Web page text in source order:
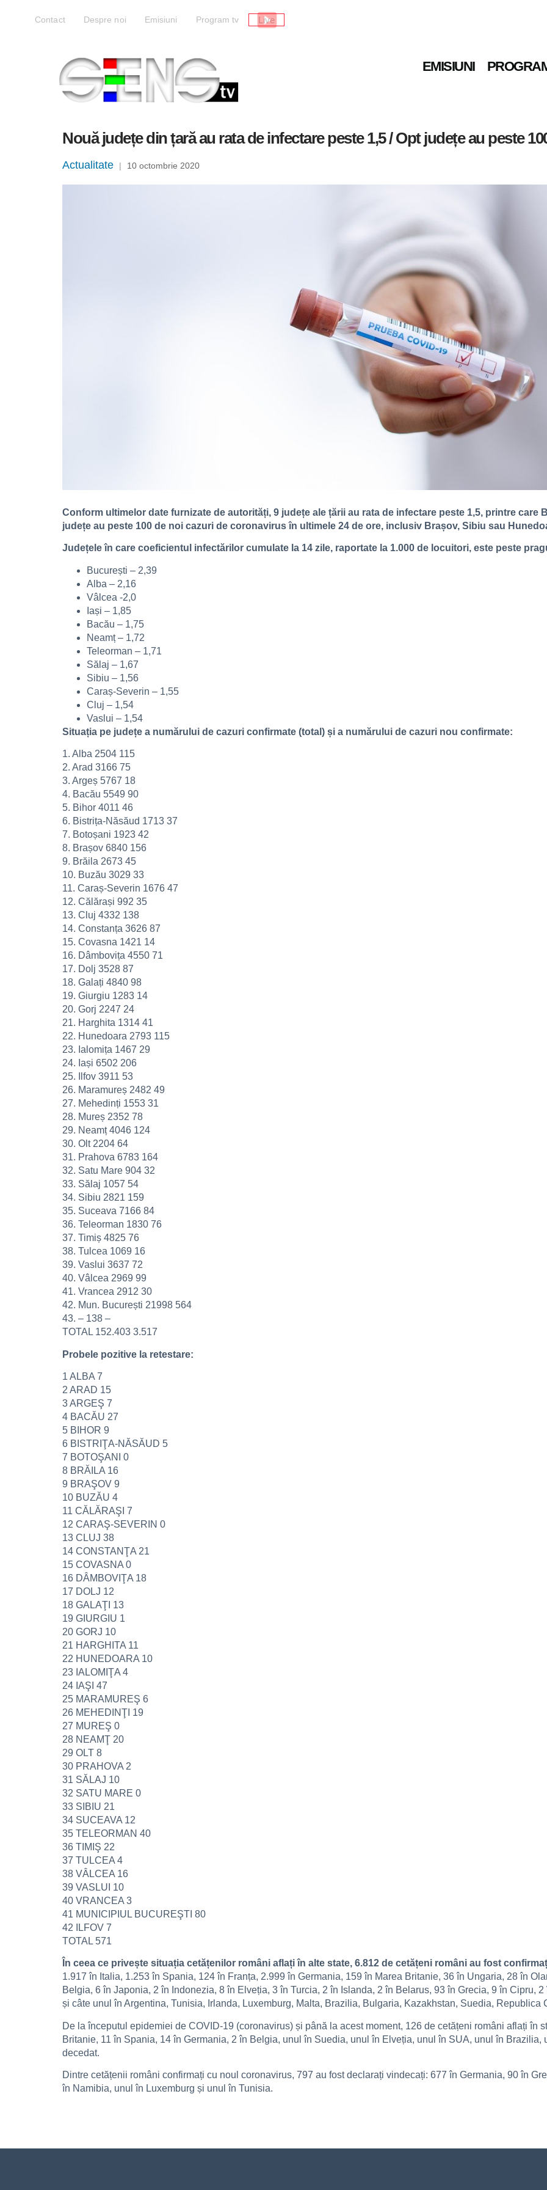
Contact Despre noi Emisiuni Program tv Live
EMISIUNI
Nouă județe din țară au rata de infectare peste 1,5 / Opt județe au peste
Actualitate | 10 octombrie 2020
Conform ultimelor date furnizate de autorități, 9 județe ale țării au rata de infectare peste 1,5, printre care
județe au peste 100 de noi cazuri de coronavirus în ultimele 24 de ore, inclusiv Brașov, Sibiu sau
Județele în care coeficientul infectărilor cumulate la 14 zile, raportate la 1.000 de locuitori, este peste
București – 2,39
Alba – 2,16
Vâlcea -2,0
Iași – 1,85
Bacău – 1,75
Neamț – 1,72
Teleorman – 1,71
Sălaj – 1,67
Sibiu – 1,56
Caraș-Severin – 1,55
Cluj – 1,54
Vaslui – 1,54
Situația pe județe a numărului de cazuri confirmate (total) și a numărului de cazuri nou confirmate:
1. Alba 2504 115
2. Arad 3166 75
3. Argeș 5767 18
4. Bacău 5549 90
5. Bihor 4011 46
6. Bistrița-Năsăud 1713 37
7. Botoșani 1923 42
8. Brașov 6840 156
9. Brăila 2673 45
10. Buzău 3029 33
11. Caraș-Severin 1676 47
12. Călărași 992 35
13. Cluj 4332 138
14. Constanța 3626 87
15. Covasna 1421 14
16. Dâmbovița 4550 71
17. Dolj 3528 87
18. Galați 4840 98
19. Giurgiu 1283 14
20. Gorj 2247 24
21. Harghita 1314 41
22. Hunedoara 2793 115
23. Ialomița 1467 29
24. Iași 6502 206
25. Ilfov 3911 53
26. Maramureș 2482 49
27. Mehedinți 1553 31
28. Mureș 2352 78
29. Neamț 4046 124
30. Olt 2204 64
31. Prahova 6783 164
32. Satu Mare 904 32
33. Sălaj 1057 54
34. Sibiu 2821 159
35. Suceava 7166 84
36. Teleorman 1830 76
37. Timiș 4825 76
38. Tulcea 1069 16
39. Vaslui 3637 72
40. Vâlcea 2969 99
41. Vrancea 2912 30
42. Mun. București 21998 564
43. – 138 –
TOTAL 152.403 3.517
Probele pozitive la retestare:
1 ALBA 7
2 ARAD 15
3 ARGEŞ 7
4 BACĂU 27
5 BIHOR 9
6 BISTRIŢA-NĂSĂUD 5
7 BOTOŞANI 0
8 BRĂILA 16
9 BRAŞOV 9
10 BUZĂU 4
11 CĂLĂRAŞI 7
12 CARAŞ-SEVERIN 0
13 CLUJ 38
14 CONSTANŢA 21
15 COVASNA 0
16 DÂMBOVIŢA 18
17 DOLJ 12
18 GALAŢI 13
19 GIURGIU 1
20 GORJ 10
21 HARGHITA 11
22 HUNEDOARA 10
23 IALOMIŢA 4
24 IAŞI 47
25 MARAMUREŞ 6
26 MEHEDINŢI 19
27 MUREŞ 0
28 NEAMŢ 20
29 OLT 8
30 PRAHOVA 2
31 SĂLAJ 10
32 SATU MARE 0
33 SIBIU 21
34 SUCEAVA 12
35 TELEORMAN 40
36 TIMIŞ 22
37 TULCEA 4
38 VÂLCEA 16
39 VASLUI 10
40 VRANCEA 3
41 MUNICIPIUL BUCUREŞTI 80
42 ILFOV 7
TOTAL 571
În ceea ce privește situația cetățenilor români aflați în alte state, 6.812 de cetățeni români au fost
1.917 în Italia, 1.253 în Spania, 124 în Franța, 2.999 în Germania, 159 în Marea Britanie, 36 în Ungaria, 28 în
Belgia, 6 în Japonia, 2 în Indonezia, 8 în Elveția, 3 în Turcia, 2 în Islanda, 2 în Belarus, 93 în Grecia, 9 în Cipru,
și câte unul în Argentina, Tunisia, Irlanda, Luxemburg, Malta, Brazilia, Bulgaria, Kazakhstan, Suedia, Republica
De la începutul epidemiei de COVID-19 (coronavirus) și până la acest moment, 126 de cetățeni români aflați în
Britanie, 11 în Spania, 14 în Germania, 2 în Belgia, unul în Suedia, unul în Elveția, unul în SUA, unul în
decedat.
Dintre cetățenii români confirmați cu noul coronavirus, 797 au fost declarați vindecați: 677 în Germania, 90 în
în Namibia, unul în Luxemburg și unul în Tunisia.